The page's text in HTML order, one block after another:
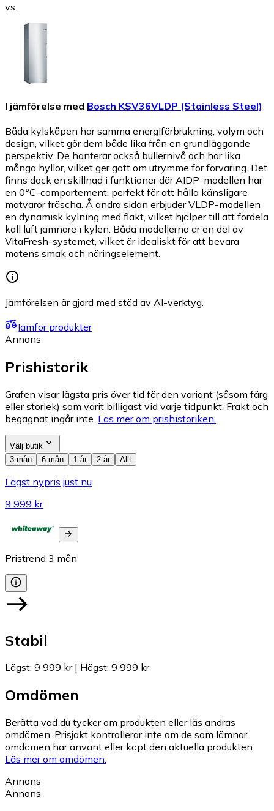
vs.
I jämförelse med Bosch KSV36VLDP (Stainless Steel)
Båda kylskåpen har samma energiförbrukning, volym och
design, vilket gör dem både lika från en grundläggande
perspektiv. De hanterar också bullernivå och har lika
många hyllor, vilket ger gott om utrymme för förvaring. Det
finns dock en skillnad i funktioner där AIDP-modellen har
en 0°C-compartement, perfekt för att hålla känsligare
matvaror fräscha. Å andra sidan erbjuder VLDP-modellen
en dynamisk kylning med fläkt, vilket hjälper till att fördela
kall luft jämnare i kylen. Båda modellerna är en del av
VitaFresh-systemet, vilket är idealiskt för att bevara
matens smak och näringselement.
Jämförelsen är gjord med stöd av AI-verktyg.
Jämför produkter
Annons
Prishistorik
Grafen visar lägsta pris över tid för den variant (såsom färg
eller storlek) som varit billigast vid varje tidpunkt. Frakt och
begagnat ingår inte. Läs mer om prishistoriken.
Välj butik
3 mån
6 mån 1 år 2 år Allt
Lägst nypris just nu
9 999 kr
Pristrend 3 mån
Stabil
Lägst: 9 999 kr| Högst: 9 999 kr
Omdömen
Berätta vad du tycker om produkten eller läs andras
omdömen. Prisjakt kontrollerar inte om de som lämnar
omdömen har använt eller köpt den aktuella produkten.
Läs mer om omdömen.
Annons
Annons